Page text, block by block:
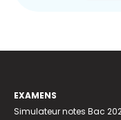
EXAMENS
Simulateur notes Bac